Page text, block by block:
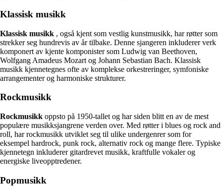
Klassisk musikk
Klassisk musikk , også kjent som vestlig kunstmusikk, har røtter som
strekker seg hundrevis av år tilbake. Denne sjangeren inkluderer verk
komponert av kjente komponister som Ludwig van Beethoven,
Wolfgang Amadeus Mozart og Johann Sebastian Bach. Klassisk
musikk kjennetegnes ofte av komplekse orkestreringer, symfoniske
arrangementer og harmoniske strukturer.
Rockmusikk
Rockmusikk oppsto på 1950-tallet og har siden blitt en av de mest
populære musikksjangrene verden over. Med røtter i blues og rock and
roll, har rockmusikk utviklet seg til ulike undergenrer som for
eksempel hardrock, punk rock, alternativ rock og mange flere. Typiske
kjennetegn inkluderer gitardrevet musikk, kraftfulle vokaler og
energiske liveopptredener.
Popmusikk